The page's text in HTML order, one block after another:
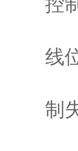
线
制